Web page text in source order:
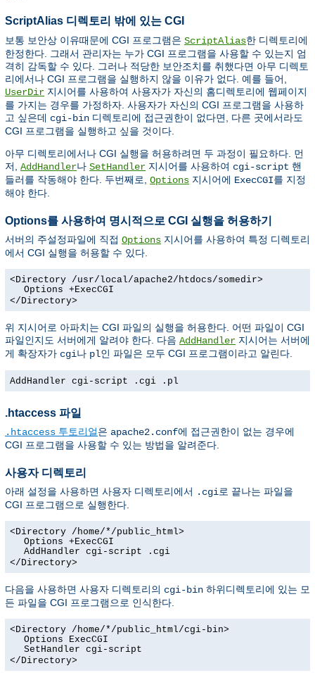
ScriptAlias 디렉토리 밖에 있는 CGI
보통 보안상 이유때문에 CGI 프로그램은 ScriptAlias한 디렉토리에
한정한다. 그래서 관리자는 누가 CGI 프로그램을 사용할 수 있는지 엄
격히 감독할 수 있다. 그러나 적당한 보안조치를 취했다면 아무 디렉토
리에서나 CGI 프로그램을 실행하지 않을 이유가 없다. 예를 들어,
UserDir 지시어를 사용하여 사용자가 자신의 홈디렉토리에 웹페이지
를 가지는 경우를 가정하자. 사용자가 자신의 CGI 프로그램을 사용하
고 싶은데 cgi-bin 디렉토리에 접근권한이 없다면, 다른 곳에서라도
CGI 프로그램을 실행하고 싶을 것이다.
아무 디렉토리에서나 CGI 실행을 허용하려면 두 과정이 필요하다. 먼
저, AddHandler나 SetHandler 지시어를 사용하여 cgi-script 핸
들러를 작동해야 한다. 두번째로, Options 지시어에 ExecCGI를 지정
해야 한다.
Options를 사용하여 명시적으로 CGI 실행을 허용하기
서버의 주설정파일에 직접 Options 지시어를 사용하여 특정 디렉토리
에서 CGI 실행을 허용할 수 있다.
<Directory /usr/local/apache2/htdocs/somedir>
Options +ExecCGI
</Directory>
위 지시어로 아파치는 CGI 파일의 실행을 허용한다. 어떤 파일이 CGI
파일인지도 서버에게 알려야 한다. 다음 AddHandler 지시어는 서버에
게 확장자가 cgi나 pl인 파일은 모두 CGI 프로그램이라고 알린다.
AddHandler cgi-script .cgi .pl
.htaccess 파일
.htaccess 투토리얼은 apache2.conf에 접근권한이 없는 경우에
CGI 프로그램을 사용할 수 있는 방법을 알려준다.
사용자 디렉토리
아래 설정을 사용하면 사용자 디렉토리에서 .cgi로 끝나는 파일을
CGI 프로그램으로 실행한다.
<Directory /home/*/public_html>
Options +ExecCGI
AddHandler cgi-script .cgi
</Directory>
다음을 사용하면 사용자 디렉토리의 cgi-bin 하위디렉토리에 있는 모
든 파일을 CGI 프로그램으로 인식한다.
<Directory /home/*/public_html/cgi-bin>
Options ExecCGI
SetHandler cgi-script
</Directory>